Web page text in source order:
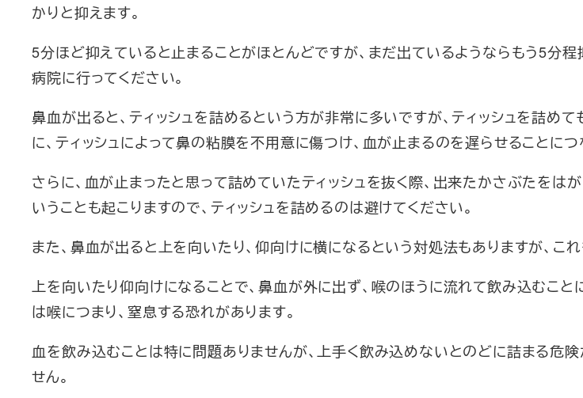
かりと抑えます。
5分ほど抑えていると止まることがほとんどですが、まだ出ているようならもう5分
病院に行ってください。
鼻血が出ると、ティッシュを詰めるという方が非常に多いですが、ティッシュを詰め
に、ティッシュによって鼻の粘膜を不用意に傷つけ、血が止まるのを遅らせることにつ
さらに、血が止まったと思って詰めていたティッシュを抜く際、出来たかさぶたをは
いうことも起こりますので、ティッシュを詰めるのは避けてください。
また、鼻血が出ると上を向いたり、仰向けに横になるという対処法もありますが、こ
上を向いたり仰向けになることで、鼻血が外に出ず、喉のほうに流れて飲み込むこと
は喉につまり、窒息する恐れがあります。
血を飲み込むことは特に問題ありませんが、上手く飲み込めないとのどに詰まる危
せん。